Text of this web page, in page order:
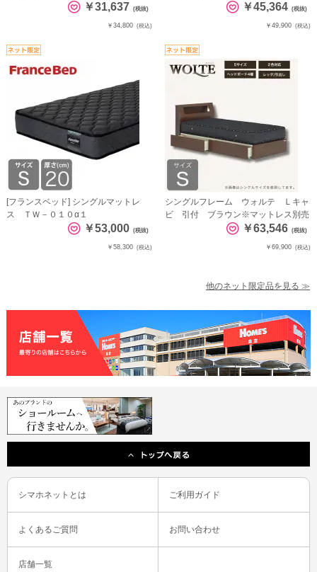
￥31,637 (税抜)
￥34,800 (税込)
￥45,364 (税抜)
￥49,900 (税込)
[フランスベッド] シングルマットレ
ス ＴＷ－０１０α１
￥53,000 (税抜)
￥58,300 (税込)
シングルフレーム ウォルテ Ｌキャ
ビ 引付 ブラウン※マットレス別売
￥63,546 (税抜)
￥69,900 (税込)
他のネット限定品を見る ≫
シマホネットとは ご利用ガイド
よくあるご質問 お問い合わせ
店舗一覧